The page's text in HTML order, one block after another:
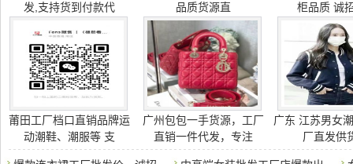
发,支持货到付款代
品质货源直
柜品质 诚
莆田工厂档口直销品牌运
动潮鞋、潮服等 支
广州包包一手货源，工厂
直销一件代发，专注
广东 江苏男女
厂直发供